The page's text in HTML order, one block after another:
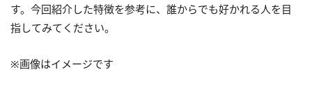
す。今回紹介した特徴を参考に、誰からでも好かれる人を目
指してみてください。
※画像はイメージです